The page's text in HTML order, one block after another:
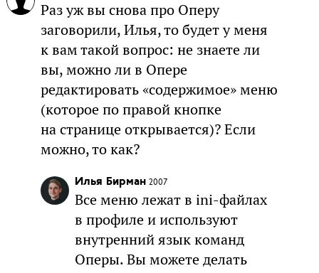
Раз уж вы снова про Оперу
заговорили, Илья, то будет у меня
к вам такой вопрос: не знаете ли
вы, можно ли в Опере
редактировать «содержимое» меню
(которое по правой кнопке
на странице открывается)? Если
можно, то как?
Илья Бирман 2007
Все меню лежат в ini-файлах
в профиле и используют
внутренний язык команд
Оперы. Вы можете делать